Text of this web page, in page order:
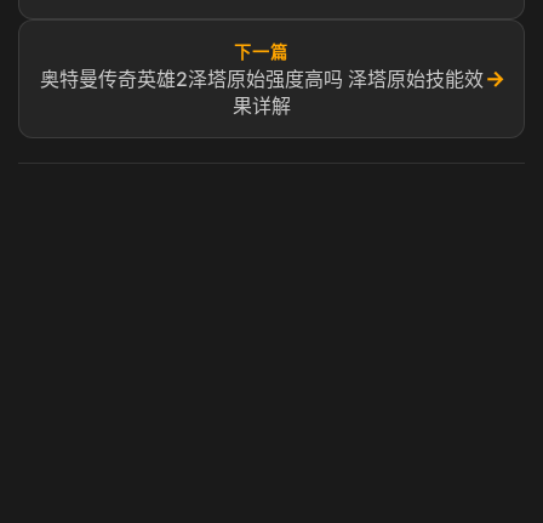
下一篇
奥特曼传奇英雄2泽塔原始强度高吗 泽塔原始技能效
果详解
→